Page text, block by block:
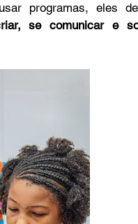
programas, eles
se comunicar e